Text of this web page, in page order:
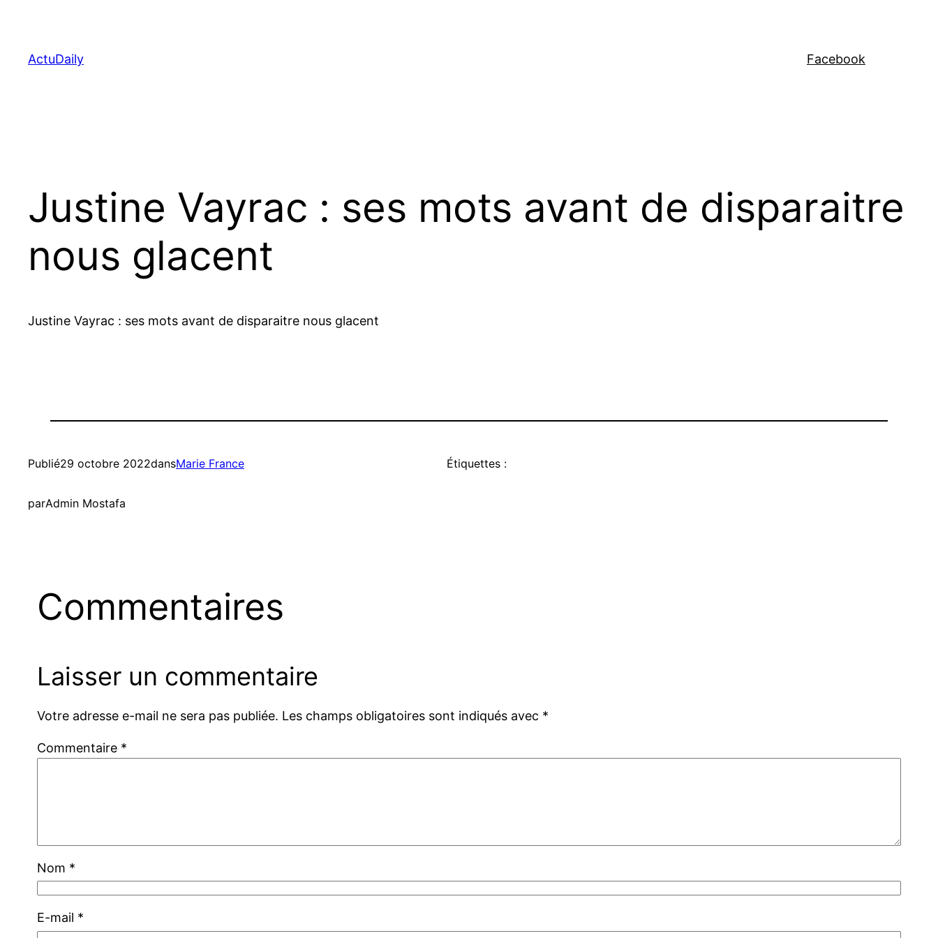
contenu
ActuDaily Facebook
Justine Vayrac : ses mots avant de disparaitre
nous glacent
Justine Vayrac : ses mots avant de disparaitre nous glacent
Publié29 octobre 2022dansMarie France
parAdmin Mostafa
Étiquettes :
Commentaires
Laisser un commentaire
Votre adresse e-mail ne sera pas publiée. Les champs obligatoires sont indiqués avec *
Commentaire *
Nom *
E-mail *